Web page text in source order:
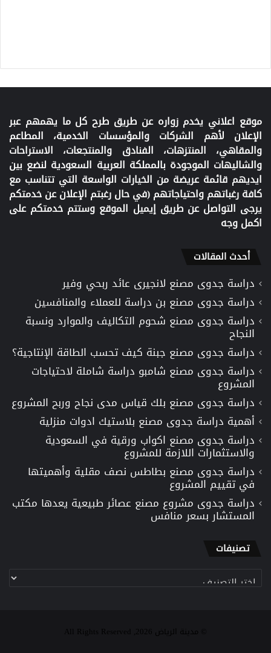
موقع اعلاني يخدم زواره عن طريق طرح كل ما يهمهم عبر
الإعلان لأهم الشركات والمؤسسات الخدمية، المطاعم
والمقاهي، المنتزهات، الفنادق والمنتجعات، الاستراحات
والشاليهات الموجودة بالمملكة العربية السعودية لنضع بين
ايديهم قائمة عريضة من الخيارات الواسعة التي تتناسب مع
كافة رغباتهم واحتياجاتهم (في حال رغبتم الإعلان عن خدمتكم
يرجى التواصل عن طريق إيميل الموقع وستتم خدمتكم على
اكمل وجه
أحدث المقالات
دراسة جدوى مصنع لانجيرى عائد ربحي وفير
دراسة جدوى مصنع بن دراسة للعملاء والمنافسين
دراسة جدوى مصنع شحوم التكاليف والموارد ونسبة
النجاح
دراسة جدوى مصنع جبنة كيف تحسب الطاقة الإنتاجية؟
دراسة جدوى مصنع شامبو دراسة شاملة لاحتياجات
المشروع
دراسة جدوى مصنع بلك قياس مدى نجاح وربح المشروع
أهمية دراسة جدوى مصنع بلاستيك ادوات منزلية
دراسة جدوى مصنع اكواب ورقية في السعودية
والاستثمارات اللازمة للمشروع
دراسة جدوى مصنع بطاطس نصف مقلية وأهميتها
في تقييم المشروع
دراسة جدوى مشروع مصنع عصائر طبيعية يعدها مكتب
المستشار بسعر منافس
تصنيفات
تصنيفات
© مدينة الرياض 2026, All Rights Reserved